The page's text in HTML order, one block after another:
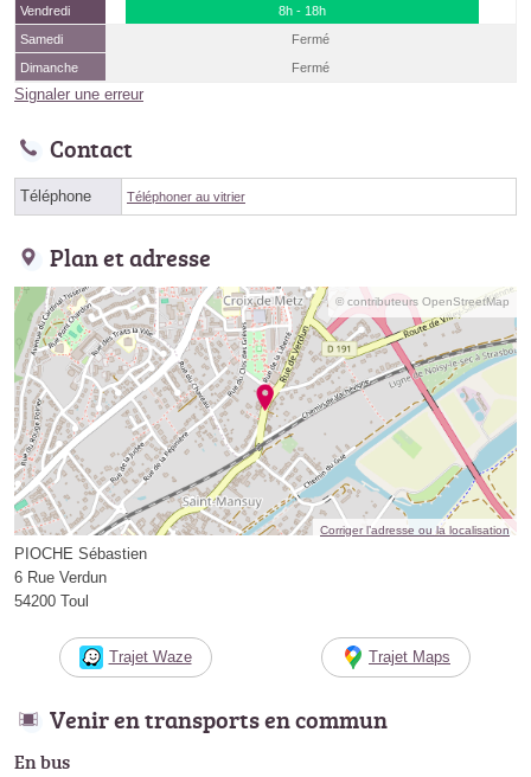
Vendredi
8h - 18h
Samedi
Fermé
Dimanche
Fermé
Signaler une erreur
Contact
Téléphone Téléphoner au vitrier
Plan et adresse
© contributeurs OpenStreetMap
Corriger l’adresse ou la localisation
PIOCHE Sébastien
6 Rue Verdun
54200 Toul
Trajet Waze Trajet Maps
Venir en transports en commun
En bus